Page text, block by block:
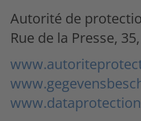
Autorité de
Rue de la Presse,